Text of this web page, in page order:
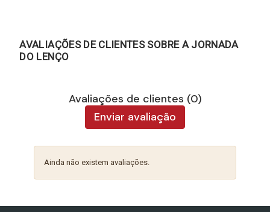
AVALIAÇÕES DE CLIENTES SOBRE A JORNADA
DO LENÇO
Avaliações de clientes (0)
Enviar avaliação
Ainda não existem avaliações.